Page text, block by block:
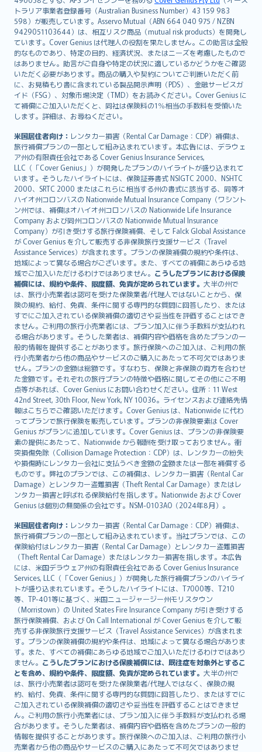
トラリア事業者登録番号（Australian Business Number）43 159 983
598）が販売しています。Asservo Mutual（ABN 664 040 975 / NZBN
9429051103644）は、相互リスク商品（mutual risk products）を開発し
ています。Cover Genius は代理人の役割を果たしません。この助言は全般
的なものであり、特定の目的、経済状況、またはニーズを考慮したもので
はありません。助言がご自身や特定の状況に適しているかどうかをご確認
いただく必要があります。商品の購入や契約についてご判断いただく前
に、お見積もり書に含まれている製品開示声明（PDS）、金融サービスガ
イド（FSG）、対象市場決定（TMD）をお読みください。Cover Genius に
て補償にご加入いただくと、同社は保険料の1％相当の手数料を受領いた
します。詳細は、お尋ねください。
米国居住者向け： レンタカー損害（Rental Car Damage：CDP）補償は、
旅行補償プランの一部として組み込まれています。本広告には、デラウェ
ア州の有限責任会社である Cover Genius Insurance Services,
LLC（「Cover Genius」）が開発したプランのハイライトが盛り込まれて
います。そうしたハイライトには、保険証券書式 NSIGTC 2000、NSHTC
2000、SRTC 2000 またはこれらに相当する州の書式に該当する、同等オ
ハイオ州コロンバスの Nationwide Mutual Insurance Company（ワシント
ン州では、補償はオハイオ州コロンバスの Nationwide Life Insurance
Company および同州コロンバスの Nationwide Mutual Insurance
Company）が引き受けする旅行保険補償、そして Falck Global Assistance
が Cover Genius を介して販売する非保険旅行支援サービス（Travel
Assistance Services）が含まれます。プランの保険補償の規約や条件は、
地域によって異なる場合がございます。また、すべての補償にあらゆる地
域でご加入いただけるわけではありません。 こうしたプランにおける保険
補償には、規約や条件、限度額、免責が定められています。 大半の州で
は、旅行小売業者は認可を受けた保険業者/代理人ではないことから、保
険の規約、給付、免責、条件に関する専門的な質問に回答したり、または
すでにご加入されている保険補償の適切さや妥当性を評価することはでき
ません。ご利用の旅行小売業者には、プラン加入に伴う手数料が支払われ
る場合があります。そうした業者は、補償内容や価格を含めたプランの一
般的情報を提供することがあります。旅行保険へのご加入は、ご利用の旅
行小売業者から他の商品やサービスのご購入にあたって不可欠ではありま
せん。プランの金額は総額です。すなわち、保険と非保険の両方を合わせ
た金額です。それぞれの旅行プランの特徴や価格に関してその他にご不明
点等があれば、Cover Genius にお問い合わせください。住所：11 West
42nd Street, 30th Floor, New York, NY 10036。ライセンスおよび連絡先情
報はこちらでご確認いただけます。Cover Genius は、Nationwide に代わ
ってプランで旅行保険を販売しています。プランの非保険要素は Cover
Genius がプランに追加しています。Cover Genius は、プランの非保険要
素の提供にあたって、Nationwide から報酬を受け取っておりません。衝
突損傷免除（Collision Damage Protection：CDP）は、レンタカーの紛失
や損傷時にレンタカー会社に支払うべき金額の全額または一部を補償する
ものです。弊社のプランでは、この補償は、レンタカー損害（Rental Car
Damage）とレンタカー盗難損害（Theft Rental Car Damage）またはレ
ンタカー損害と呼ばれる保険給付を指します。Nationwide および Cover
Genius は個別の無関係の会社です。NSM-0103AO（2024年8月）。
米国居住者向け： レンタカー損害（Rental Car Damage：CDP）補償は、
旅行補償プランの一部として組み込まれています。当社プランでは、この
保険給付はレンタカー損害（Rental Car Damage）とレンタカー盗難損害
（Theft Rental Car Damage）またはレンタカー損害を指します。本広告
には、米国デラウェア州の有限責任会社である Cover Genius Insurance
Services, LLC（「Cover Genius」）が開発した旅行補償プランのハイライ
トが盛り込まれています。そうしたハイライトには、T7000等、T210
等、TP-401等に基づく、米国ニュージャージー州モリスタウン
（Morristown）の United States Fire Insurance Company が引き受けする
旅行保険補償、および On Call International が Cover Genius を介して販
売する非保険旅行支援サービス（Travel Assistance Services）が含まれま
す。プランの保険補償の規約や条件は、地域によって異なる場合がありま
す。また、すべての補償にあらゆる地域でご加入いただけるわけではあり
ません。 こうしたプランにおける保険補償には、既往症を対象外とするこ
とを含め、規約や条件、限度額、免責が定められています。 大半の州で
は、旅行小売業者は認可を受けた保険業者/代理人ではなく、保険の規
約、給付、免責、条件に関する専門的な質問に回答したり、またはすでに
ご加入されている保険補償の適切さや妥当性を評価することはできませ
ん。ご利用の旅行小売業者には、プラン加入に伴う手数料が支払われる場
合があります。そうした業者は、補償内容や価格を含めたプランの一般的
情報を提供することがあります。旅行保険へのご加入は、ご利用の旅行小
売業者から他の商品やサービスのご購入にあたって不可欠ではありませ
한국어
dansk
norsk
suomi
العربيّة
Türkçe
česky
Русский
български
català
Hrvatski
eesti
Ελληνικά
Magyar
Íslenska
Bahasa Indonesia
latviešu
Lietuviškai
Bahasa Melayu
Română
српски
Slovensky
Slovenščina
Українська
Tiếng Việt